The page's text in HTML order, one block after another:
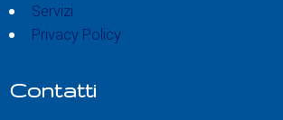
Servizi
Privacy Policy
Contatti